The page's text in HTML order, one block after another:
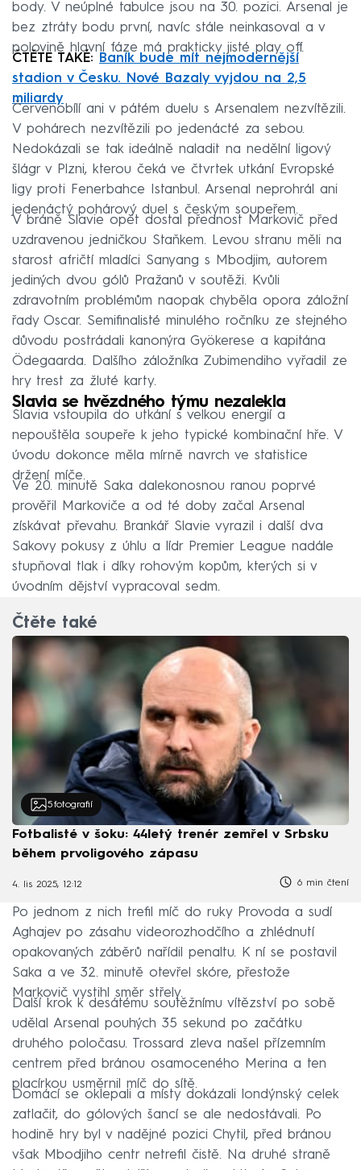
body. V neúplné tabulce jsou na 30. pozici. Arsenal je
bez ztráty bodu první, navíc stále neinkasoval a v
polovině hlavní fáze má prakticky jisté play off.
ČTĚTE TAKÉ: Baník bude mít nejmodernější
stadion v Česku. Nové Bazaly vyjdou na 2,5
miliardy
Červenobílí ani v pátém duelu s Arsenalem nezvítězili.
V pohárech nezvítězili po jedenácté za sebou.
Nedokázali se tak ideálně naladit na nedělní ligový
šlágr v Plzni, kterou čeká ve čtvrtek utkání Evropské
ligy proti Fenerbahce Istanbul. Arsenal neprohrál ani
jedenáctý pohárový duel s českým soupeřem.
V bráně Slavie opět dostal přednost Markovič před
uzdravenou jedničkou Staňkem. Levou stranu měli na
starost afričtí mladíci Sanyang s Mbodjim, autorem
jediných dvou gólů Pražanů v soutěži. Kvůli
zdravotním problémům naopak chyběla opora záložní
řady Oscar. Semifinalisté minulého ročníku ze stejného
důvodu postrádali kanonýra Gyökerese a kapitána
Ödegaarda. Dalšího záložníka Zubimendiho vyřadil ze
hry trest za žluté karty.
Slavia se hvězdného týmu nezalekla
Slavia vstoupila do utkání s velkou energií a
nepouštěla soupeře k jeho typické kombinační hře. V
úvodu dokonce měla mírně navrch ve statistice
držení míče.
Ve 20. minutě Saka dalekonosnou ranou poprvé
prověřil Markoviče a od té doby začal Arsenal
získávat převahu. Brankář Slavie vyrazil i další dva
Sakovy pokusy z úhlu a lídr Premier League nadále
stupňoval tlak i díky rohovým kopům, kterých si v
úvodním dějství vypracoval sedm.
Čtěte také
5 fotografií
Fotbalisté v šoku: 44letý trenér zemřel v Srbsku
během prvoligového zápasu
4. lis 2025, 12:12 6 min čtení
Po jednom z nich trefil míč do ruky Provoda a sudí
Aghajev po zásahu videorozhodčího a zhlédnutí
opakovaných záběrů nařídil penaltu. K ní se postavil
Saka a ve 32. minutě otevřel skóre, přestože
Markovič vystihl směr střely.
Další krok k desátému soutěžnímu vítězství po sobě
udělal Arsenal pouhých 35 sekund po začátku
druhého poločasu. Trossard zleva našel přízemním
centrem před bránou osamoceného Merina a ten
placírkou usměrnil míč do sítě.
Domácí se oklepali a místy dokázali londýnský celek
zatlačit, do gólových šancí se ale nedostávali. Po
hodině hry byl v nadějné pozici Chytil, před bránou
však Mbodjiho centr netrefil čistě. Na druhé straně